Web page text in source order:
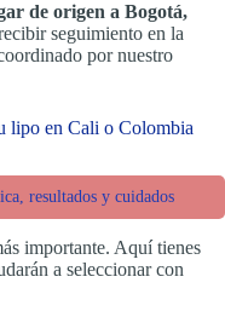
de origen a Bogotá,
seguimiento en la
por nuestro
lipo en Cali o Colombia
resultados y cuidados
importante. Aquí tienes
a seleccionar con